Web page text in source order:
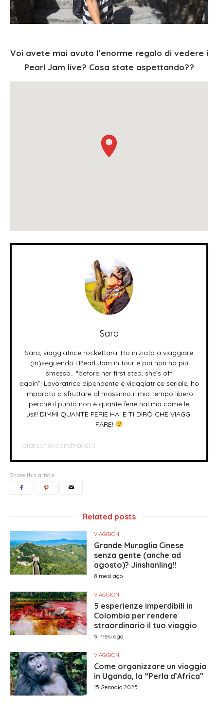
Voi avete mai avuto l’enorme regalo di vedere i
Pearl Jam live? Cosa state aspettando??
Sara
Sara, viaggiatrice rockettara. Ho iniziato a viaggiare
(in)seguendo i Pearl Jam in tour e poi non ho più
smesso.. “before her first step, she’s off
again”! Lavoratrice dipendente e viaggiatrice seriale, ho
imparato a sfruttare al massimo il mio tempo libero
perché il punto non è quante ferie hai ma come le
usi!! DIMMI QUANTE FERIE HAI E TI DIRÒ CHE VIAGGI
FARE!
stateofloveandtravel.it
Share this article
Related posts
VIAGGIONI
Grande Muraglia Cinese
senza gente (anche ad
agosto)? Jinshanling!!
8 mesi ago
VIAGGIONI
5 esperienze imperdibili in
Colombia per rendere
straordinario il tuo viaggio
9 mesi ago
VIAGGIONI
Come organizzare un viaggio
in Uganda, la “Perla d’Africa”
15 Gennaio 2025